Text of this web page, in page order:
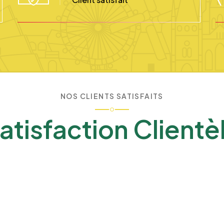
NOS CLIENTS SATISFAITS